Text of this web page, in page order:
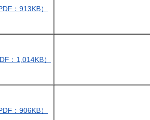
：913KB）
：1,014KB）
：906KB）